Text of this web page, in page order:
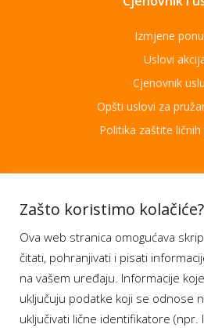
Izmjene
Uslovi
Cjenovnik
Opšti uslovi za
Politika zaštite
Aplikacije
Moj BH Telecom
Dostupnost
Moja webTV
Aukcije BH
Zašto koristimo kolačiće?
Ova web stranica omogućava
čitati, pohranjivati i pisati
na vašem uređaju. Informacije
uključuju podatke koji se odnose
uključivati lične identifikatore (npr.